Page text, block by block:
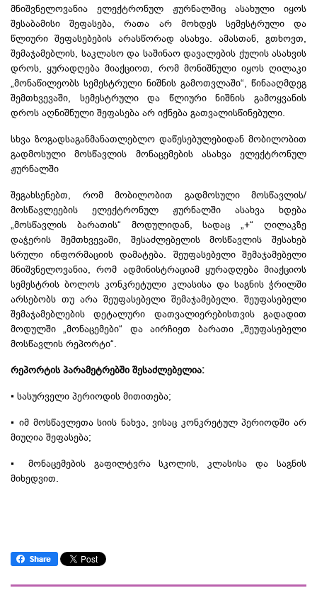
მნიშვნელოვანია ელექტრონულ ჟურნალშიც ასახული იყოს
შესაბამისი შეფასება, რათა არ მოხდეს სემესტრული და
წლიური შეფასებების არასწორად ასახვა. ამასთან, გთხოვთ,
შემაჯამებლის, საკლასო და საშინაო დავალების ქულის ასახვის
დროს, ყურადღება მიაქციოთ, რომ მონიშნული იყოს ღილაკი
„მონაწილეობს სემესტრული ნიშნის გამოთვლაში“, წინააღმდეგ
შემთხვევაში, სემესტრული და წლიური ნიშნის გამოყვანის
დროს აღნიშნული შეფასება არ იქნება გათვალისწინებული.
სხვა ზოგადსაგანმანათლებლო დაწესებულებიდან მობილობით
გადმოსული მოსწავლის მონაცემების ასახვა ელექტრონულ
ჟურნალში
შეგახსენებთ, რომ მობილობით გადმოსული მოსწავლის/
მოსწავლეების ელექტრონულ ჟურნალში ასახვა ხდება
„მოსწავლის ბარათის“ მოდულიდან, სადაც „+“ ღილაკზე
დაჭერის შემთხვევაში, შესაძლებელის მოსწავლის შესახებ
სრული ინფორმაციის დამატება. შეუფასებელი შემაჯამებელი
მნიშვნელოვანია, რომ ადმინისტრაციამ ყურადღება მიაქციოს
სემესტრის ბოლოს კონკრეტული კლასისა და საგნის ჭრილში
არსებობს თუ არა შეუფასებელი შემაჯამებელი. შეუფასებელი
შემაჯამებლების დეტალური დათვალიერებისთვისგადადით
მოდულში „მონაცემები“ და აირჩიეთ ბარათი „შეუფასებელი
მოსწავლის რეპორტი“.
რეპორტის პარამეტრებში შესაძლებელია:
▪ სასურველი პერიოდის მითითება;
▪ იმ მოსწავლეთა სიის ნახვა, ვისაც კონკრეტულ პერიოდში არ
მიუღია შეფასება;
▪ მონაცემების გაფილტვრასკოლის, კლასისა და საგნის
მიხედვით.